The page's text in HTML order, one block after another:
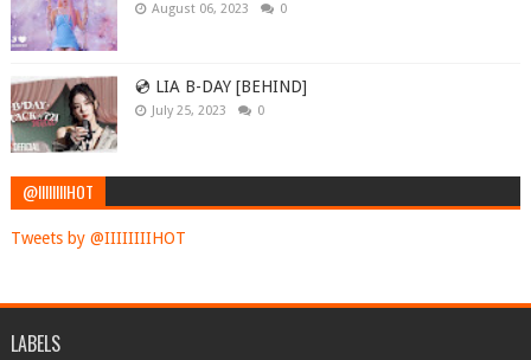
August 06, 2023 0
💿 LIA B-DAY [BEHIND]
July 25, 2023 0
@IIIIIIIIHOT
Tweets by @IIIIIIIIHOT
LABELS